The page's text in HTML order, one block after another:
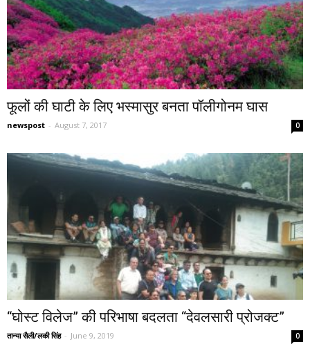
फूलों की घाटी के लिए भस्मासुर बनता पॉलीगोनम घास
newspost - August 7, 2017 0
“घोस्ट विलेज” की परिभाषा बदलता “देवलसारी प्रोजक्ट”
तान्या सैली/लकी सिंह - June 9, 2019 0